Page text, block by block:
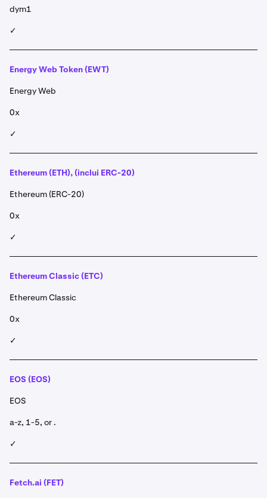
dym1
✓
Energy Web Token (EWT)
Energy Web
0x
✓
Ethereum (ETH), (inclui ERC-20)
Ethereum (ERC-20)
0x
✓
Ethereum Classic (ETC)
Ethereum Classic
0x
✓
EOS (EOS)
EOS
a-z, 1-5, or .
✓
Fetch.ai (FET)